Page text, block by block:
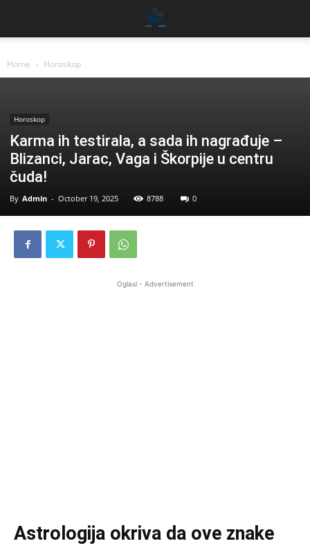
Home Horoskop
Horoskop
Karma ih testirala, a sada ih nagrađuje –
Blizanci, Jarac, Vaga i Škorpije u centru
čuda!
By Admin - October 19, 2025 8788 0
Oglasi - Advertisement
Astrologija okriva da ove znake